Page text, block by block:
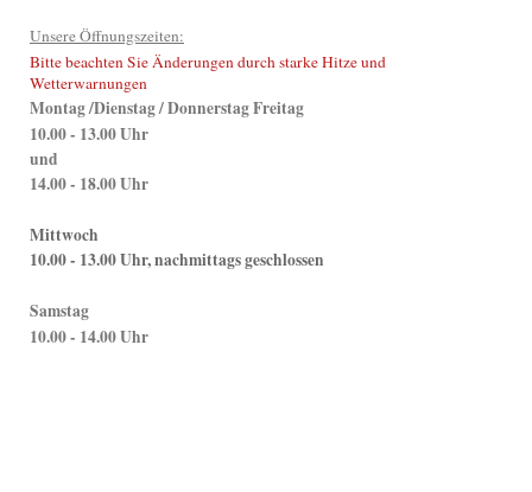
Unsere Öffnungszeiten:
Bitte beachten Sie Änderungen durch starke Hitze und
Wetterwarnungen
Montag /Dienstag / Donnerstag Freitag
10.00 - 13.00 Uhr
und
14.00 - 18.00 Uhr
Mittwoch
10.00 - 13.00 Uhr, nachmittags geschlossen
Samstag
10.00 - 14.00 Uhr